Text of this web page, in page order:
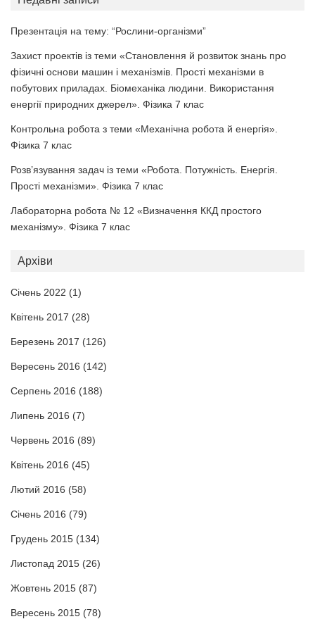
Презентація на тему: “Рослини-організми”
Захист проектів із теми «Становлення й розвиток знань про
фізичні основи машин і механізмів. Прості механізми в
побутових приладах. Біомеханіка людини. Використання
енергії природних джерел». Фізика 7 клас
Контрольна робота з теми «Механічна робота й енергія».
Фізика 7 клас
Розв’язування задач із теми «Робота. Потужність. Енергія.
Прості механізми». Фізика 7 клас
Лабораторна робота № 12 «Визначення ККД простого
механізму». Фізика 7 клас
Архіви
Січень 2022 (1)
Квітень 2017 (28)
Березень 2017 (126)
Вересень 2016 (142)
Серпень 2016 (188)
Липень 2016 (7)
Червень 2016 (89)
Квітень 2016 (45)
Лютий 2016 (58)
Січень 2016 (79)
Грудень 2015 (134)
Листопад 2015 (26)
Жовтень 2015 (87)
Вересень 2015 (78)